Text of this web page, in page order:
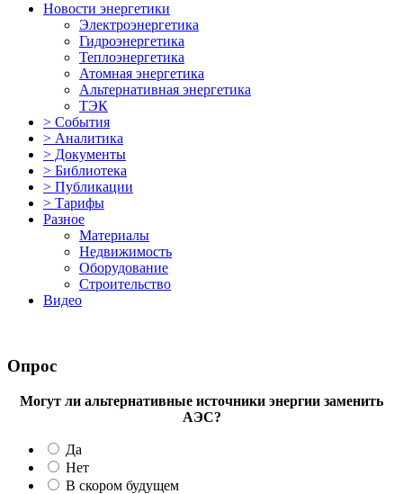
Новости энергетики
Электроэнергетика
Гидроэнергетика
Теплоэнергетика
Атомная энергетика
Альтернативная энергетика
ТЭК
> События
> Аналитика
> Документы
> Библиотека
> Публикации
> Тарифы
Разное
Материалы
Недвижимость
Оборудование
Строительство
Видео
Опрос
Могут ли альтернативные источники энергии заменить
АЭС?
Да
Нет
В скором будущем